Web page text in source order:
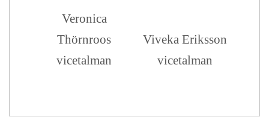
Veronica
Thörnroos
vicetalman
Viveka Eriksson
vicetalman